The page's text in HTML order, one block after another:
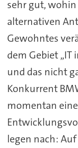
sehr gut,
alternativen
Gewohntes
dem Gebiet „IT
und das nicht
Konkurrent
momentan
legen nach: